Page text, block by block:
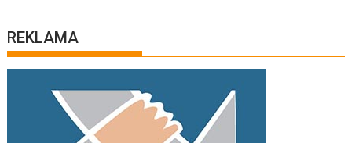
REKLAMA